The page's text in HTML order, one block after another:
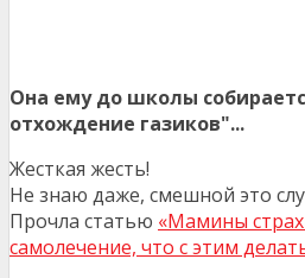
Она ему до школы
отхождение газиков"...
Жесткая жесть!
Не знаю даже, смешной это
Прочла статью «Мамины
самолечение, что с этим